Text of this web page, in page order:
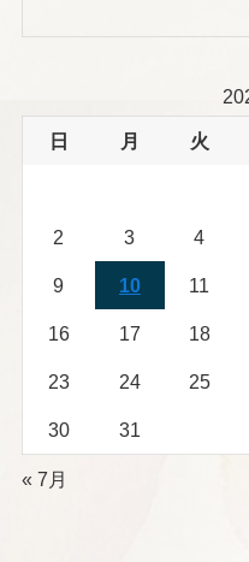
日 月 火
2 3 4
9 10 11
16 17 18
23 24 25
30 31
« 7月